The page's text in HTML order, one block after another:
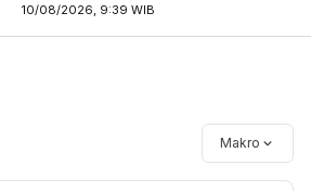
10/08/2026, 9:39 WIB
Makro